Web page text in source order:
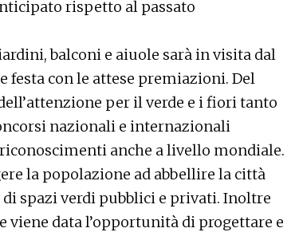
rispetto al passato
balconi e aiuole sarà in visita dal
festa con le attese premiazioni. Del
per il verde e i fiori tanto
nazionali e internazionali
anche a livello mondiale.
la popolazione ad abbellire la città
spazi verdi pubblici e privati. Inoltre
viene data l’opportunità di progettare e